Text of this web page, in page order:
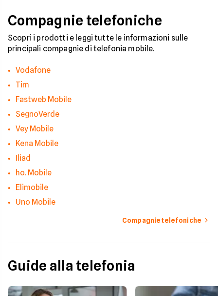
Compagnie telefoniche
Scopri i prodotti e leggi tutte le informazioni sulle
principali compagnie di telefonia mobile.
Vodafone
Tim
Fastweb Mobile
SegnoVerde
Vey Mobile
Kena Mobile
Iliad
ho. Mobile
Elimobile
Uno Mobile
Compagnie telefoniche
Guide alla telefonia